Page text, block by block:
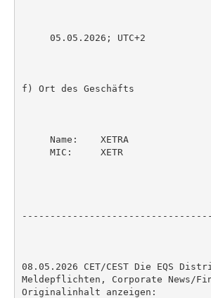
     05.05.2026; UTC+2
f) Ort des Geschäfts
     Name:    XETRA
     MIC:     XETR
08.05.2026 CET/CEST Die EQS
Meldepflichten, Corporate News/
Originalinhalt anzeigen: